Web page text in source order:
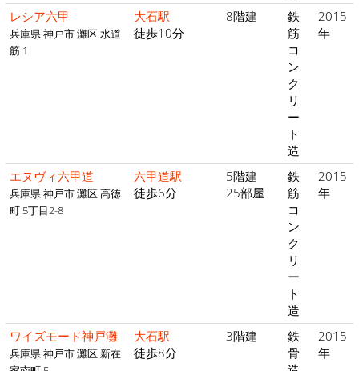
レシア六甲
兵庫県 神戸市 灘区 水道
筋 1
大石駅
徒歩10分
8階建
鉄
筋
コ
ン
ク
リ
ー
ト
造
2015
年
エヌヴィ六甲道
兵庫県 神戸市 灘区 高徳
町 5丁目2-8
六甲道駅
徒歩6分
5階建
25部屋
鉄
筋
コ
ン
ク
リ
ー
ト
造
2015
年
ワイズモード神戸灘
兵庫県 神戸市 灘区 新在
大石駅
徒歩8分
3階建
鉄
骨
2015
年